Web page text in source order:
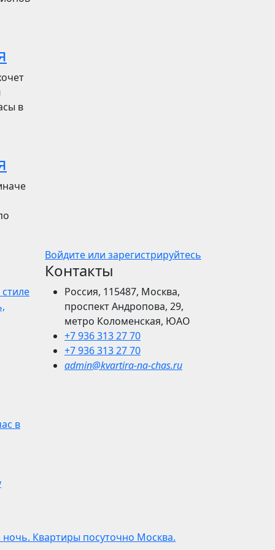
в
в
Войдите или зарегистрируйтесь
Контакты
Россия, 115487, Москва,
проспект Андропова, 29,
метро Коломенская, ЮАО
+7 936 313 27 70
+7 936 313 27 70
admin@kvartira-na-chas.ru
Квартиры посуточно Москва.